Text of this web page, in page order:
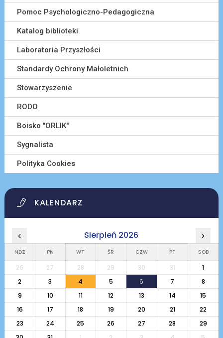
Pomoc Psychologiczno-Pedagogiczna
Katalog biblioteki
Laboratoria Przyszłości
Standardy Ochrony Małoletnich
Stowarzyszenie
RODO
Boisko ''ORLIK''
Sygnalista
Polityka Cookies
KALENDARZ
‹ Sierpień 2026 ›
NDZ PN WT ŚR CZW PT SOB
26 27 28 29 30 31
1
2
3 4 5 6 7
8
9
10 11 12 13 14
15
16
17 18 19 20 21
22
23
24 25 26 27 28
29